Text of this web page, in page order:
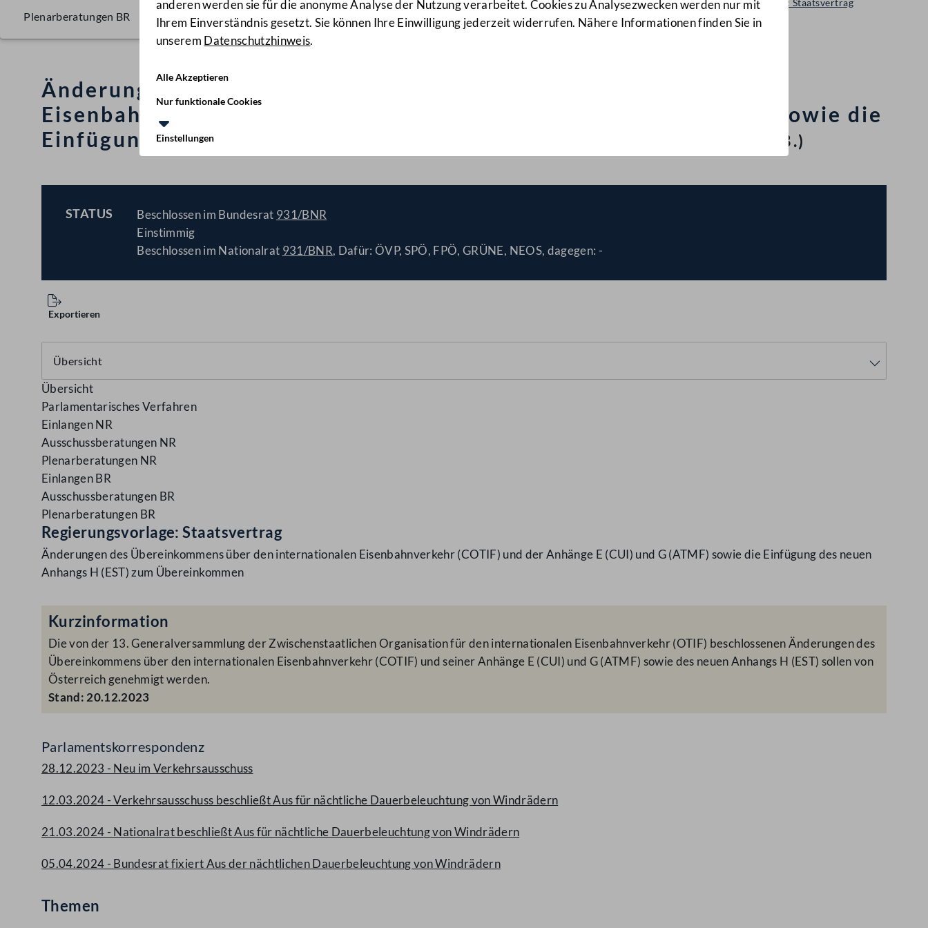
anderen werden sie für die anonyme Analyse der Nutzung verarbeitet. Cookies zu Analysezwecken werden nur mit
Ihrem Einverständnis gesetzt. Sie können Ihre Einwilligung jederzeit widerrufen. Nähere Informationen finden Sie in
unserem Datenschutzhinweis.
Alle Akzeptieren
Nur funktionale Cookies
Einstellungen
Regierungsvorlage: Staatsvertrag
2406 d.B.
Änderungen des Übereinkommens über den internationalen
Eisenbahnverkehr (COTIF) und der Anhänge E (CUI) und G (ATMF) sowie die
Einfügung des neuen Anhangs H (EST) zum Übereinkommen
(2406 d.B.)
STATUS
BESCHLOSSEN
Beschlossen im Bundesrat 931/BNR
Einstimmig
Beschlossen im Nationalrat 931/BNR, Dafür: ÖVP, SPÖ, FPÖ, GRÜNE, NEOS, dagegen: -
Exportieren
Plenarberatungen BR
Übersicht
Parlamentarisches Verfahren
Einlangen NR
Ausschussberatungen NR
Plenarberatungen NR
Einlangen BR
Ausschussberatungen BR
Plenarberatungen BR
Regierungsvorlage: Staatsvertrag
Änderungen des Übereinkommens über den internationalen Eisenbahnverkehr (COTIF) und der Anhänge E (CUI) und G (ATMF) sowie die Einfügung des neuen
Anhangs H (EST) zum Übereinkommen
Kurzinformation
Die von der 13. Generalversammlung der Zwischenstaatlichen Organisation für den internationalen Eisenbahnverkehr (OTIF) beschlossenen Änderungen des
Übereinkommens über den internationalen Eisenbahnverkehr (COTIF) und seiner Anhänge E (CUI) und G (ATMF) sowie des neuen Anhangs H (EST) sollen von
Österreich genehmigt werden.
Stand: 20.12.2023
Parlamentskorrespondenz
28.12.2023 - Neu im Verkehrsausschuss
12.03.2024 - Verkehrsausschuss beschließt Aus für nächtliche Dauerbeleuchtung von Windrädern
21.03.2024 - Nationalrat beschließt Aus für nächtliche Dauerbeleuchtung von Windrädern
05.04.2024 - Bundesrat fixiert Aus der nächtlichen Dauerbeleuchtung von Windrädern
Themen